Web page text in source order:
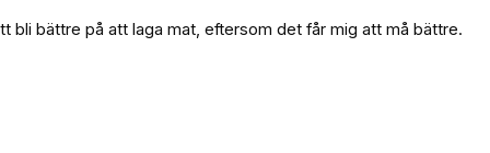
bättre på att laga mat, eftersom det får mig att må bättre.